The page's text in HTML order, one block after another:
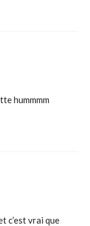
hummmm
c’est vrai que